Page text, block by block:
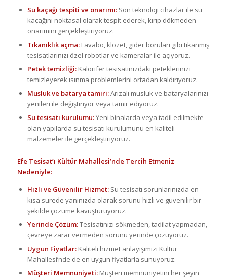
Su kaçağı tespiti ve onarımı:Son teknoloji cihazlar ile su
kaçağını noktasal olarak tespit ederek, kırıp dökmeden
onarımını gerçekleştiriyoruz.
Tıkanıklık açma:Lavabo, klozet, gider boruları gibi tıkanmış
tesisatlarınızı özel robotlar ve kameralar ile açıyoruz.
Petek temizliği:Kalorifer tesisatınızdaki peteklerinizi
temizleyerek ısınma problemlerini ortadan kaldırıyoruz.
Musluk ve batarya tamiri:Arızalı musluk ve bataryalarınızı
yenileri ile değiştiriyor veya tamir ediyoruz.
Su tesisatı kurulumu:Yeni binalarda veya tadil edilmekte
olan yapılarda su tesisatı kurulumunu en kaliteli
malzemeler ile gerçekleştiriyoruz.
Efe Tesisat’ı Kültür Mahallesi’nde Tercih Etmeniz
Nedeniyle:
Hızlı ve Güvenilir Hizmet:Su tesisatı sorunlarınızda en
kısa sürede yanınızda olarak sorunu hızlı ve güvenilir bir
şekilde çözüme kavuşturuyoruz.
Yerinde Çözüm:Tesisatınızı sökmeden, tadilat yapmadan,
çevreye zarar vermeden sorunu yerinde çözüyoruz.
Uygun Fiyatlar:Kaliteli hizmet anlayışımızı Kültür
Mahallesi’nde de en uygun fiyatlarla sunuyoruz.
Müşteri Memnuniyeti:Müşteri memnuniyetini her şeyin